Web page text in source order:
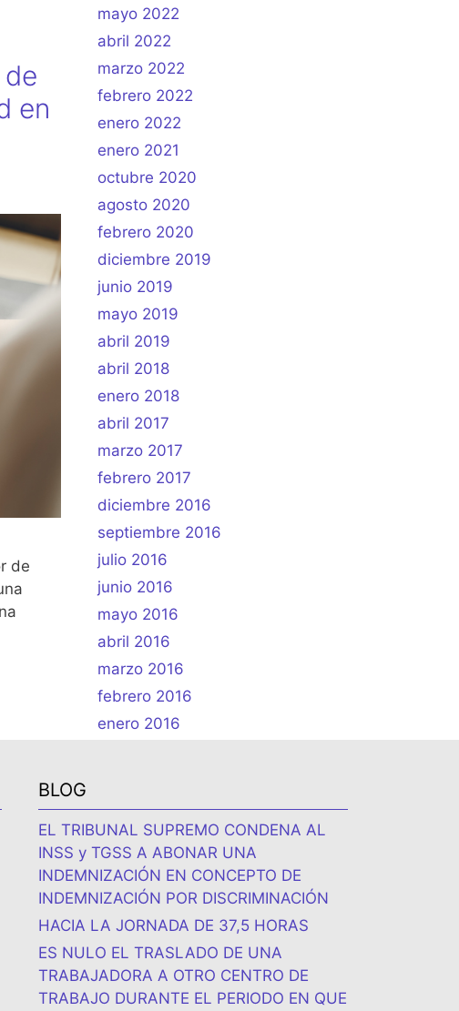
en
de
mayo 2022
abril 2022
marzo 2022
febrero 2022
enero 2022
enero 2021
octubre 2020
agosto 2020
febrero 2020
diciembre 2019
junio 2019
mayo 2019
abril 2019
abril 2018
enero 2018
abril 2017
marzo 2017
febrero 2017
diciembre 2016
septiembre 2016
julio 2016
junio 2016
mayo 2016
abril 2016
marzo 2016
febrero 2016
enero 2016
BLOG
EL TRIBUNAL SUPREMO CONDENA AL
INSS y TGSS A ABONAR UNA
INDEMNIZACIÓN EN CONCEPTO DE
INDEMNIZACIÓN POR DISCRIMINACIÓN
HACIA LA JORNADA DE 37,5 HORAS
ES NULO EL TRASLADO DE UNA
TRABAJADORA A OTRO CENTRO DE
TRABAJO DURANTE EL PERIODO EN QUE